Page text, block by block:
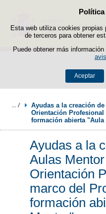
Esta web utiliza cookies
de terceros para obtener
Puede obtener más
Aceptar
Ayudas a la creación
Orientación
formación abierta "Aula
Ayudas a la
Aulas
Orientación
marco del
formación